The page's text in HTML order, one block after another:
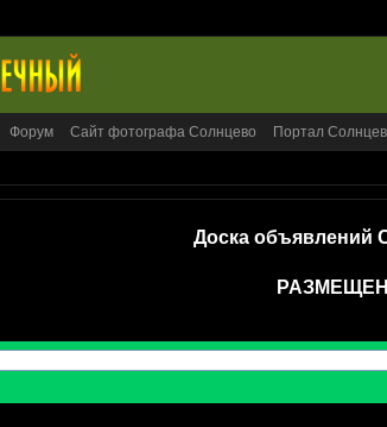
Форум Сайт фотографа Солнцево Портал
Доска объявлений